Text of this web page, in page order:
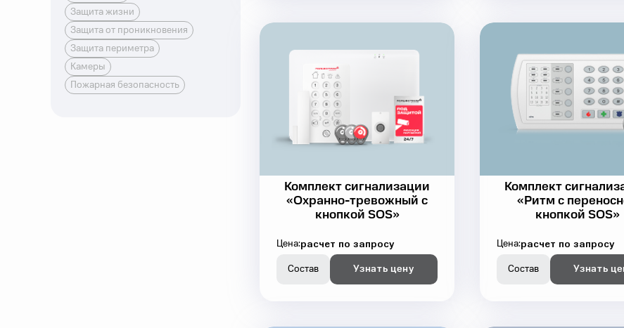
Защита жизни
Защита от проникновения
Защита периметра
Камеры
Пожарная безопасность
Комплект сигнализации
«Охранно-тревожный с
кнопкой SOS»
Цена:расчет по запросу
Состав Узнать цену
Комплект
«Ритм с
кнопкой SOS»
Цена:расчет по запросу
Состав Узнать